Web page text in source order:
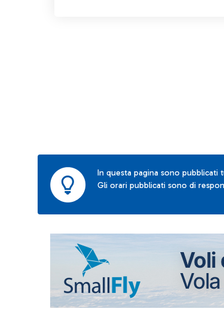
In questa pagina sono pubblicati
Gli orari pubblicati sono di